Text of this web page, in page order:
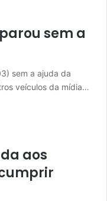
sem a
sem a ajuda da
veículos da mídia…
aos